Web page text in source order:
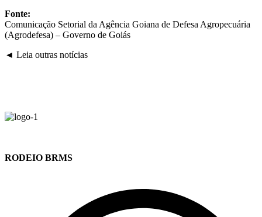
Fonte:
Comunicação Setorial da Agência Goiana de Defesa Agropecuária
(Agrodefesa) – Governo de Goiás
◄ Leia outras notícias
RODEIO BRMS